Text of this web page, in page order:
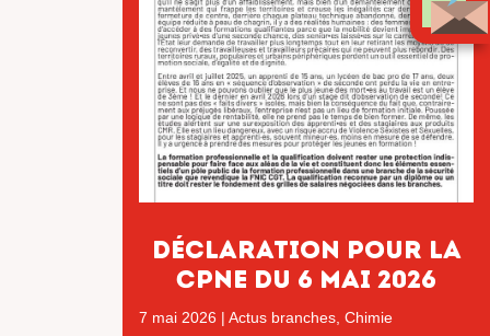
Déclaration pour la
CPNE du 6 mai 2026
7 mai 2026 | Actus branches, Chimie